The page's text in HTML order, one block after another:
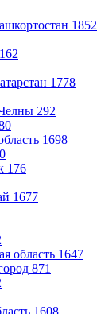
1852
162
1778
292
1698
176
1677
область 1647
871
1608